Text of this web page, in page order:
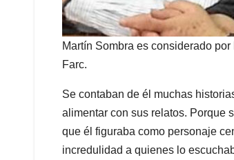
Martín Sombra es considerado
Farc.
Se contaban de él muchas
alimentar con sus relatos. Porque
que él figuraba como personaje
incredulidad a quienes lo